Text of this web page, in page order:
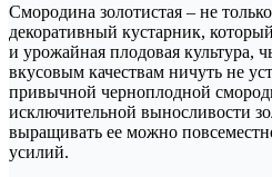
Смородина золотистая – не
декоративный кустарник,
и урожайная плодовая культура,
вкусовым качествам ничуть не
привычной черноплодной
исключительной выносливости
выращивать ее можно
усилий.